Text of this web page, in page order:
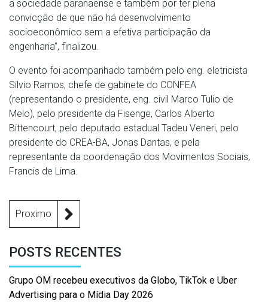
a sociedade paranaense e também por ter plena
convicção de que não há desenvolvimento
socioeconômico sem a efetiva participação da
engenharia”, finalizou.
O evento foi acompanhado também pelo eng. eletricista
Silvio Ramos, chefe de gabinete do CONFEA
(representando o presidente, eng. civil Marco Tulio de
Melo), pelo presidente da Fisenge, Carlos Alberto
Bittencourt, pelo deputado estadual Tadeu Veneri, pelo
presidente do CREA-BA, Jonas Dantas, e pela
representante da coordenação dos Movimentos Sociais,
Francis de Lima.
Proximo
POSTS RECENTES
Grupo OM recebeu executivos da Globo, TikTok e Uber
Advertising para o Mídia Day 2026